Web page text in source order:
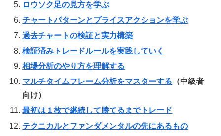
ロウソク足の見方を学ぶ
チャートパターンとプライスアクションを学ぶ
過去チャートの検証と実力構築
検証済みトレードルールを実践していく
相場分析のやり方を理解する
マルチタイムフレーム分析をマスターする （中級者
向け）
最初は１枚で継続して勝てるまでトレード
テクニカルとファンダメンタルの先にあるもの